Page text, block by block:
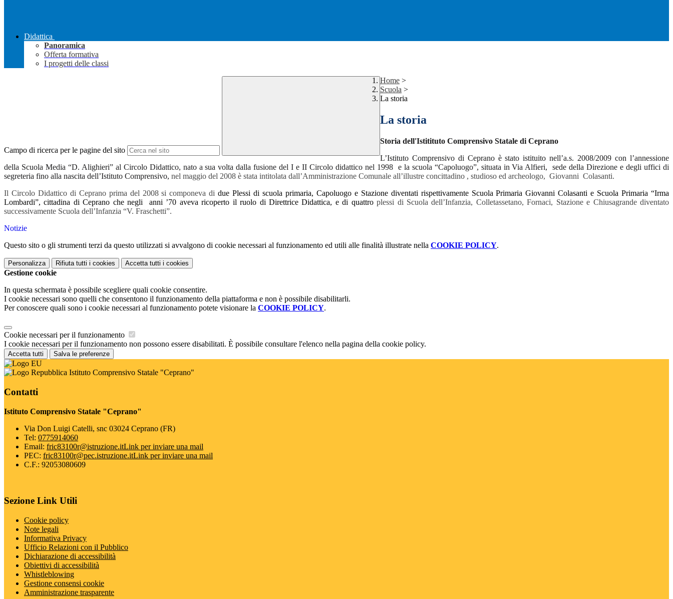
Didattica
Panoramica
Offerta formativa
I progetti delle classi
Campo di ricerca per le pagine del sito
Home >
Scuola >
La storia
La storia
Storia dell'Istitituto Comprensivo Statale di Ceprano
L’Istituto Comprensivo di Ceprano è stato istituito nell’a.s. 2008/2009 con l’annessione
della Scuola Media “D. Alighieri” al Circolo Didattico, nato a sua volta dalla fusione del I e II Circolo didattico nel 1998 e la scuola “Capoluogo”, situata in Via Alfieri, sede della Direzione e degli uffici di
segreteria fino alla nascita dell’Istituto Comprensivo, nel maggio del 2008 è stata intitolata dall’Amministrazione Comunale all’illustre concittadino , studioso ed archeologo, Giovanni Colasanti.
Il Circolo Didattico di Ceprano prima del 2008 si componeva didue Plessi di scuola primaria, Capoluogo e Stazione diventati rispettivamente Scuola Primaria Giovanni Colasanti e Scuola Primaria “Irma
Lombardi”, cittadina di Ceprano che negli anni ’70 aveva ricoperto il ruolo di Direttrice Didattica, e di quattroplessi di Scuola dell’Infanzia, Colletassetano,Fornaci, Stazione e Chiusagrande diventato
successivamente Scuola dell’Infanzia “V. Fraschetti”.
Notizie
Questo sito o gli strumenti terzi da questo utilizzati si avvalgono di cookie necessari al funzionamento ed utili alle finalità illustrate nella COOKIE POLICY.
Personalizza Rifiuta tutti i cookies Accetta tutti i cookies
Gestione cookie
In questa schermata è possibile scegliere quali cookie consentire.
I cookie necessari sono quelli che consentono il funzionamento della piattaforma e non è possibile disabilitarli.
Per conoscere quali sono i cookie necessari al funzionamento potete visionare la COOKIE POLICY.
Cookie necessari per il funzionamento
I cookie necessari per il funzionamento non possono essere disabilitati. È possibile consultare l'elenco nella pagina della cookie policy.
Accetta tutti Salva le preferenze
Istituto Comprensivo Statale "Ceprano"
Contatti
Istituto Comprensivo Statale "Ceprano"
Via Don Luigi Catelli, snc 03024 Ceprano (FR)
Tel: 0775914060
Email: fric83100r@istruzione.itLink per inviare una mail
PEC: fric83100r@pec.istruzione.itLink per inviare una mail
C.F.: 92053080609
Sezione Link Utili
Cookie policy
Note legali
Informativa Privacy
Ufficio Relazioni con il Pubblico
Dichiarazione di accessibilità
Obiettivi di accessibilità
Whistleblowing
Gestione consensi cookie
Amministrazione trasparente